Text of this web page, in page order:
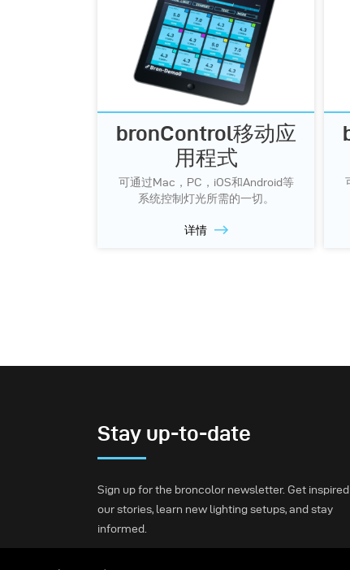
bronControl移动应
用程式
可通过Mac，PC，iOS和Android等
系统控制灯光所需的一切。
详情
Stay up-to-date
Sign up for the broncolor newsletter. Get
our stories, learn new lighting setups, and stay
informed.